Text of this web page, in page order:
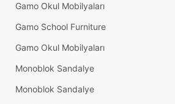
Gamo Okul Mobilyaları
Gamo School Furniture
Gamo Okul Mobilyaları
Monoblok Sandalye
Monoblok Sandalye